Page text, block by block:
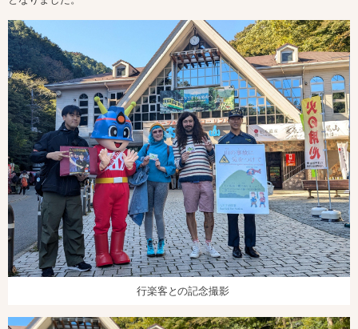
行楽客との記念撮影